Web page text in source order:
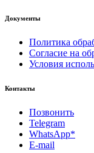
Документы
Политика
Согласие на
Условия
Контакты
Позвонить
Telegram
WhatsApp*
E-mail